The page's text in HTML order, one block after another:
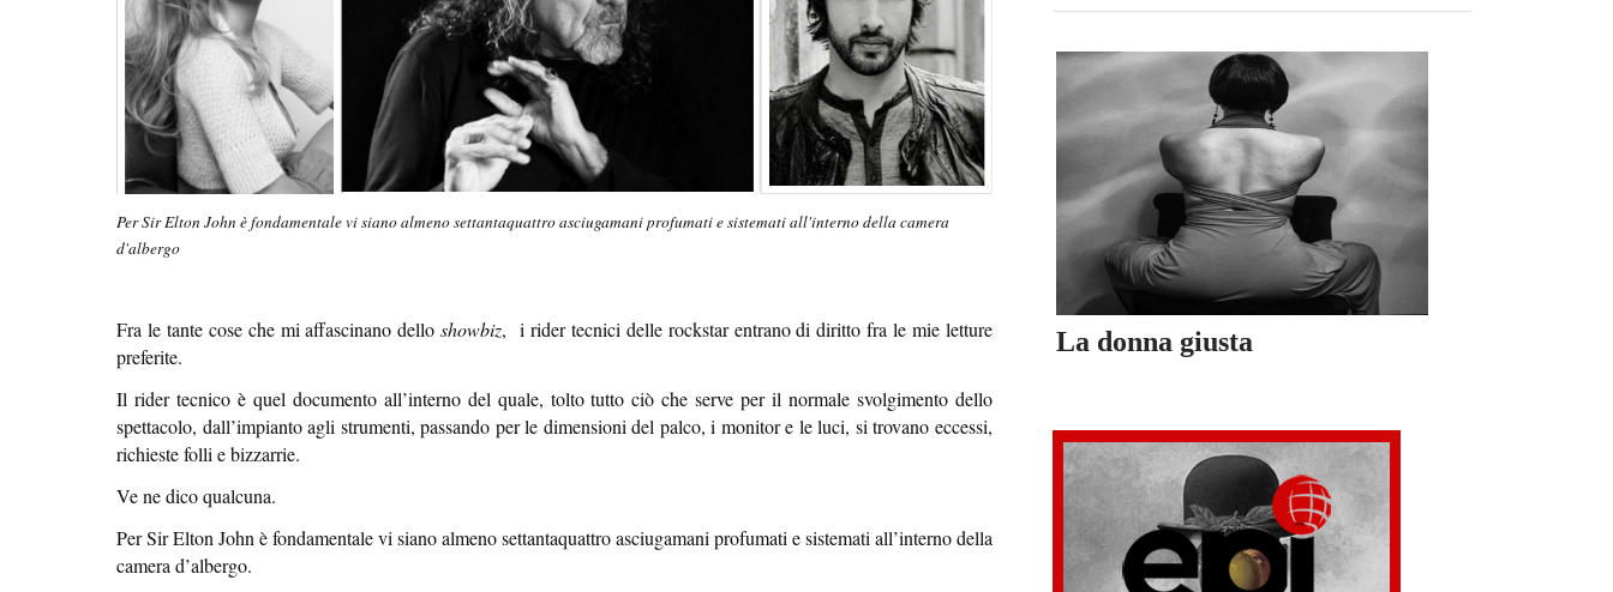
Per Sir Elton John è fondamentale vi siano almeno settantaquattro asciugamani profumati e sistemati all'interno della camera
d'albergo
Fra le tante cose che mi affascinano delloshowbiz, i rider tecnici delle rockstar entrano di diritto fra le mie letture
preferite.
Il rider tecnico è quel documento all’interno del quale, tolto tutto ciò che serve per il normale svolgimento dello
spettacolo, dall’impianto agli strumenti, passando per le dimensioni del palco, i monitor e le luci, si trovano eccessi,
richieste folli e bizzarrie.
Ve ne dico qualcuna.
Per Sir Elton John è fondamentale vi siano almeno settantaquattro asciugamani profumati e sistemati all’interno della
camera d’albergo.
La donna giusta